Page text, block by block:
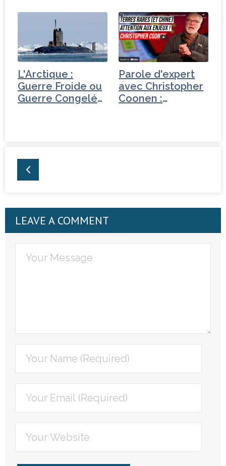
L'Arctique :
Guerre Froide ou
Guerre Congelée
Parole d'expert
avec Christopher
Coonen :
LEAVE A COMMENT